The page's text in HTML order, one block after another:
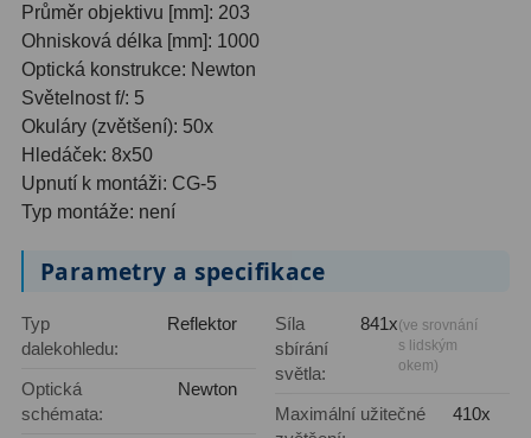
Barlow 2x38
Barlow 3x12
Barlow 4x3
Převracecí4
Hledáčky 28
Optické hledáčky15
Red Dot hledáčky 6
Průměr objektivu [mm]: 203
Ohnisková délka [mm]: 1000
Optická konstrukce: Newton
Světelnost f/: 5
Okuláry (zvětšení): 50x
Hledáček: 8x50
Upnutí k montáži: CG-5
Typ montáže: není
Parametry a specifikace
Typ
dalekohledu:
Reflektor
Optická
schémata:
Newton
Síla
sbírání
světla:
841x(ve srovnání
s lidským
okem)
Maximální užitečné
410x